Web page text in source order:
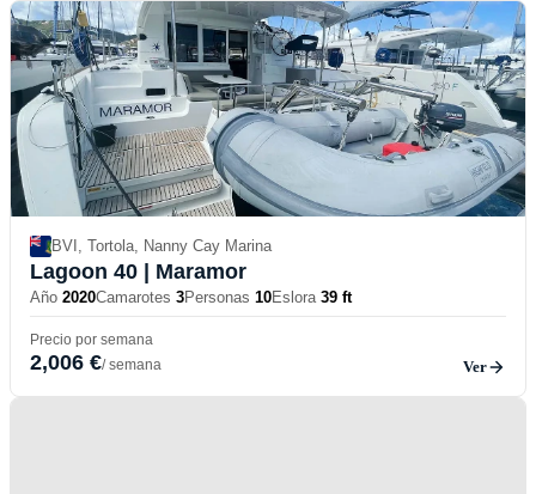
BVI, Tortola, Nanny Cay Marina
Lagoon 40 | Maramor
Año 2020Camarotes 3Personas 10Eslora 39 ft
Precio por semana
2,006 €/ semana Ver